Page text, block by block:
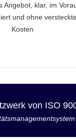
Angebot, klar, im
und ohne
Kosten
von ISO